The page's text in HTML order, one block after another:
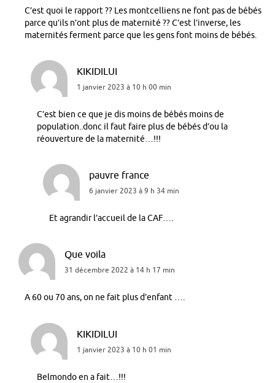
C’est quoi le rapport ?? Les montcelliens ne font pas de bébés
parce qu’ils n’ont plus de maternité ?? C’est l’inverse, les
maternités ferment parce que les gens font moins de bébés.
KIKIDILUI
1 janvier 2023 à 10 h 00 min
C’est bien ce que je dis moins de bébés moins de
population..donc il faut faire plus de bébés d’ou la
réouverture de la maternité…!!!
pauvre france
6 janvier 2023 à 9 h 34 min
Et agrandir l’accueil de la CAF….
Que voila
31 décembre 2022 à 14 h 17 min
A 60 ou 70 ans, on ne fait plus d’enfant ….
KIKIDILUI
1 janvier 2023 à 10 h 01 min
Belmondo en a fait…!!!